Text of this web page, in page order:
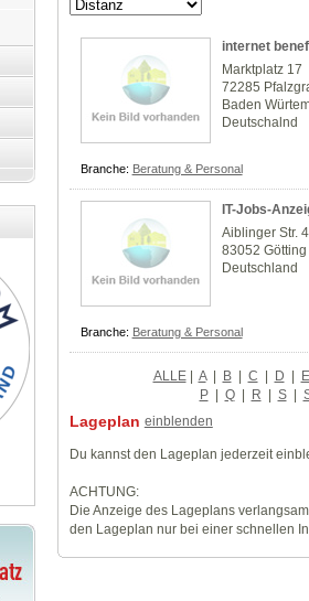
internet
Marktplatz 17
72285
Baden
Deutschalnd
Branche: Beratung & Personal
IT-Jobs-
Aiblinger Str.
83052 Götting
Deutschland
Branche: Beratung & Personal
ALLE| A | B | C | D | E
P | Q | R | S |
Lageplan einblenden
Du kannst den Lageplan jederzeit
ACHTUNG:
Die Anzeige des Lageplans
den Lageplan nur bei einer schnellen